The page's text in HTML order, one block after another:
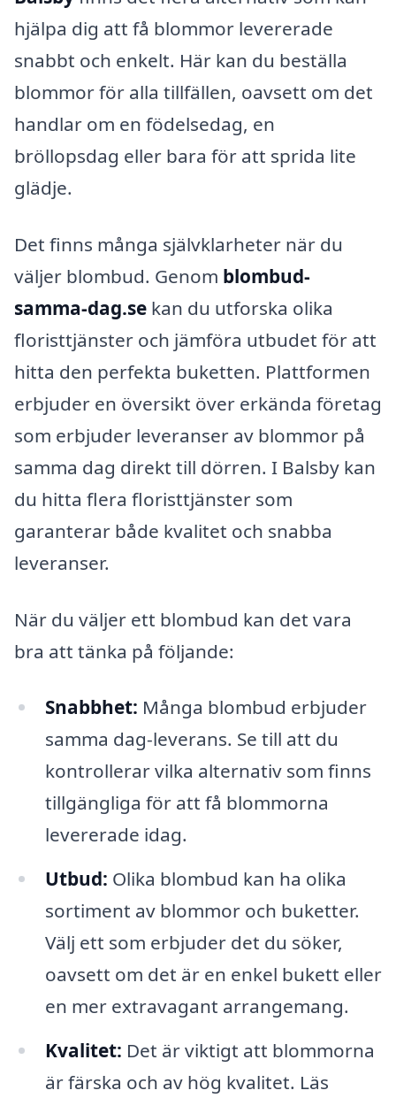
hjälpa dig att få blommor levererade
snabbt och enkelt. Här kan du beställa
blommor för alla tillfällen, oavsett om det
handlar om en födelsedag, en
bröllopsdag eller bara för att sprida lite
glädje.
Det finns många självklarheter när du
väljer blombud. Genom blombud-
samma-dag.se kan du utforska olika
floristtjänster och jämföra utbudet för att
hitta den perfekta buketten. Plattformen
erbjuder en översikt över erkända företag
som erbjuder leveranser av blommor på
samma dag direkt till dörren. I Balsby kan
du hitta flera floristtjänster som
garanterar både kvalitet och snabba
leveranser.
När du väljer ett blombud kan det vara
bra att tänka på följande:
Snabbhet: Många blombud erbjuder
samma dag-leverans. Se till att du
kontrollerar vilka alternativ som finns
tillgängliga för att få blommorna
levererade idag.
Utbud: Olika blombud kan ha olika
sortiment av blommor och buketter.
Välj ett som erbjuder det du söker,
oavsett om det är en enkel bukett eller
en mer extravagant arrangemang.
Kvalitet: Det är viktigt att blommorna
är färska och av hög kvalitet. Läs